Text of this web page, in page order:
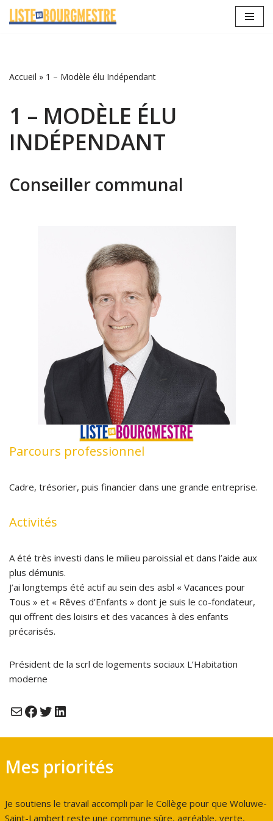
Accueil » 1 – Modèle élu Indépendant
1 – MODÈLE ÉLU
INDÉPENDANT
Conseiller communal
Parcours professionnel
Cadre, trésorier, puis financier dans une grande entreprise.
Activités
A été très investi dans le milieu paroissial et dans l’aide aux
plus démunis.
J’ai longtemps été actif au sein des asbl « Vacances pour
Tous » et « Rêves d’Enfants » dont je suis le co-fondateur,
qui offrent des loisirs et des vacances à des enfants
précarisés.
Président de la scrl de logements sociaux L’Habitation
moderne
Mes priorités
Je soutiens le travail accompli par le Collège pour que Woluwe-
Saint-Lambert reste une commune sûre, agréable, verte,